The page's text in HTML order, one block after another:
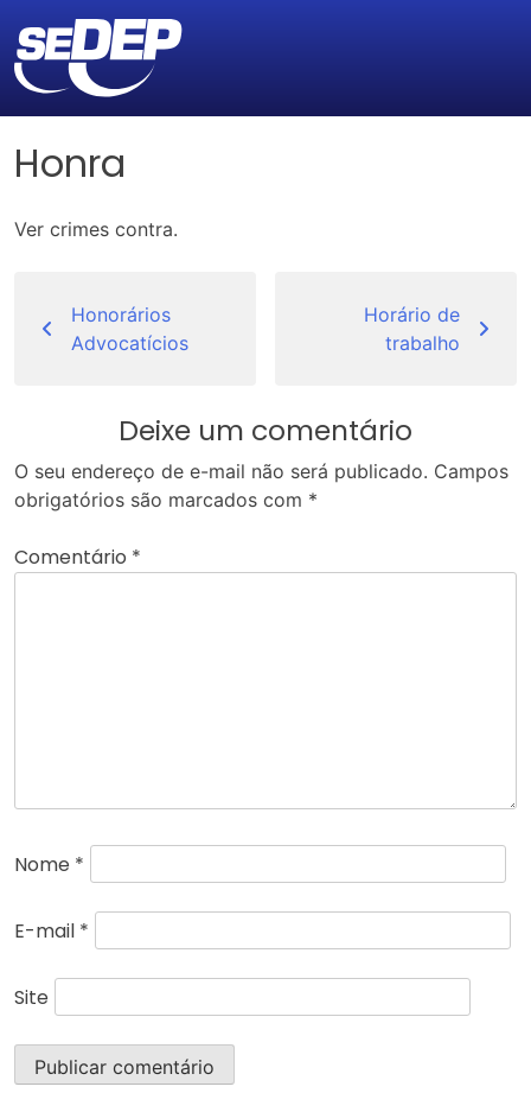
Honra
Ver crimes contra.
de
Post
Honorários
Advocatícios
Horário de
trabalho
Deixe um comentário
O seu endereço de e-mail não será publicado. Campos
obrigatórios são marcados com *
Comentário *
Nome *
E-mail *
Site